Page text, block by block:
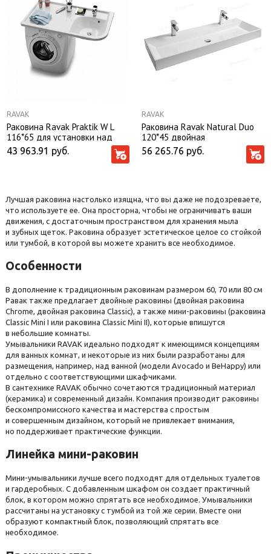
RAVAK
Раковина Ravak Praktik W L
116*65 для установки над
стиральной машиной
43 963.91 руб.
RAVAK
Раковина Ravak Natural Duo
120*45 двойная
56 265.76 руб.
Лучшая раковина настолько изящна, что вы даже не подозреваете,
что используете ее. Она просторна, чтобы не ограничивать ваши
движения, с достаточным пространством для хранения мыла
и зубных щеток. Раковина образует эстетическое целое со стойкой
или тумбой, в которой вы можете хранить все необходимое.
Особенности
В дополнение к традиционным раковинам размером 60, 70 или 80 см
Равак также предлагает двойные раковины (двойная раковина
Chrome, двойная раковина Classic), а также мини-раковины (раковина
Classic Mini I или раковина Classic Mini II), которые впишутся
в небольшие комнаты.
Умывальники RAVAK идеально подходят к имеющимся концепциям
для ванных комнат, и некоторые из них были разработаны для
размещения, например, над ванной (модели Avocado и BeHappy) или
отдельно с соответствующими шкафчиками.
В сантехнике RAVAK обычно сочетаются традиционный материал
(керамика) и современный дизайн. Компания производит раковины
бескомпромиссного качества и мастерства с простым
и совершенным дизайном, который не привлекает внимания,
но поддерживает практические функции.
Линейка мини-раковин
Мини-умывальники лучше всего подходят для отдельных туалетов
и гардеробных. С добавленным шкафом он создает практичный
блок, в котором можно спрятать все необходимое. Умывальники
рассчитаны на установку с тумбой из той же серии. Вместе они
образуют компактный блок, позволяющий спрятать все
необходимое.